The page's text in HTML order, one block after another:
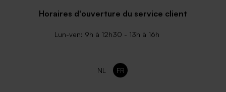
Horaires d'ouverture du service client
Lun-ven: 9h à 12h30 - 13h à 16h
NL FR